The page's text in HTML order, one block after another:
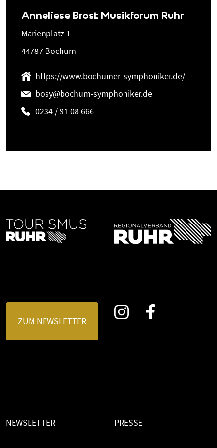
Anneliese Brost Musikforum Ruhr
Marienplatz 1
44787 Bochum
https://www.bochumer-symphoniker.de/
bosy@bochum-symphoniker.de
0234 / 91 08 666
ZUM NEWSLETTER
NEWSLETTER PRESSE